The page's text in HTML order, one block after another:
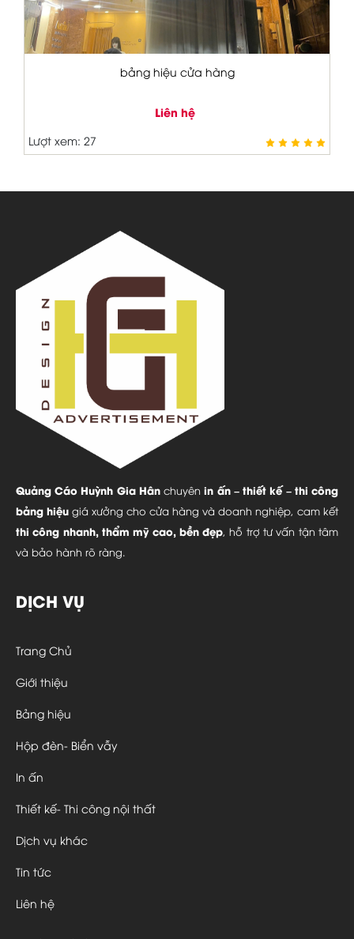
bảng hiệu tiệm nail
Lượt xem: 40
Quảng Cáo Huỳnh Gia Hânchuyênin ấn – thiết kế – thi công
bảng hiệu giá xưởng cho cửa hàng và doanh nghiệp, cam kết
thi công nhanh, thẩm mỹ cao, bền đẹp, hỗ trợ tư vấn tận tâm
và bảo hành rõ ràng.
DỊCH VỤ
Trang Chủ
Giới thiệu
Bảng hiệu
Hộp đèn- Biển vẫy
In ấn
Thiết kế- Thi công nội thất
Dịch vụ khác
Tin tức
Liên hệ